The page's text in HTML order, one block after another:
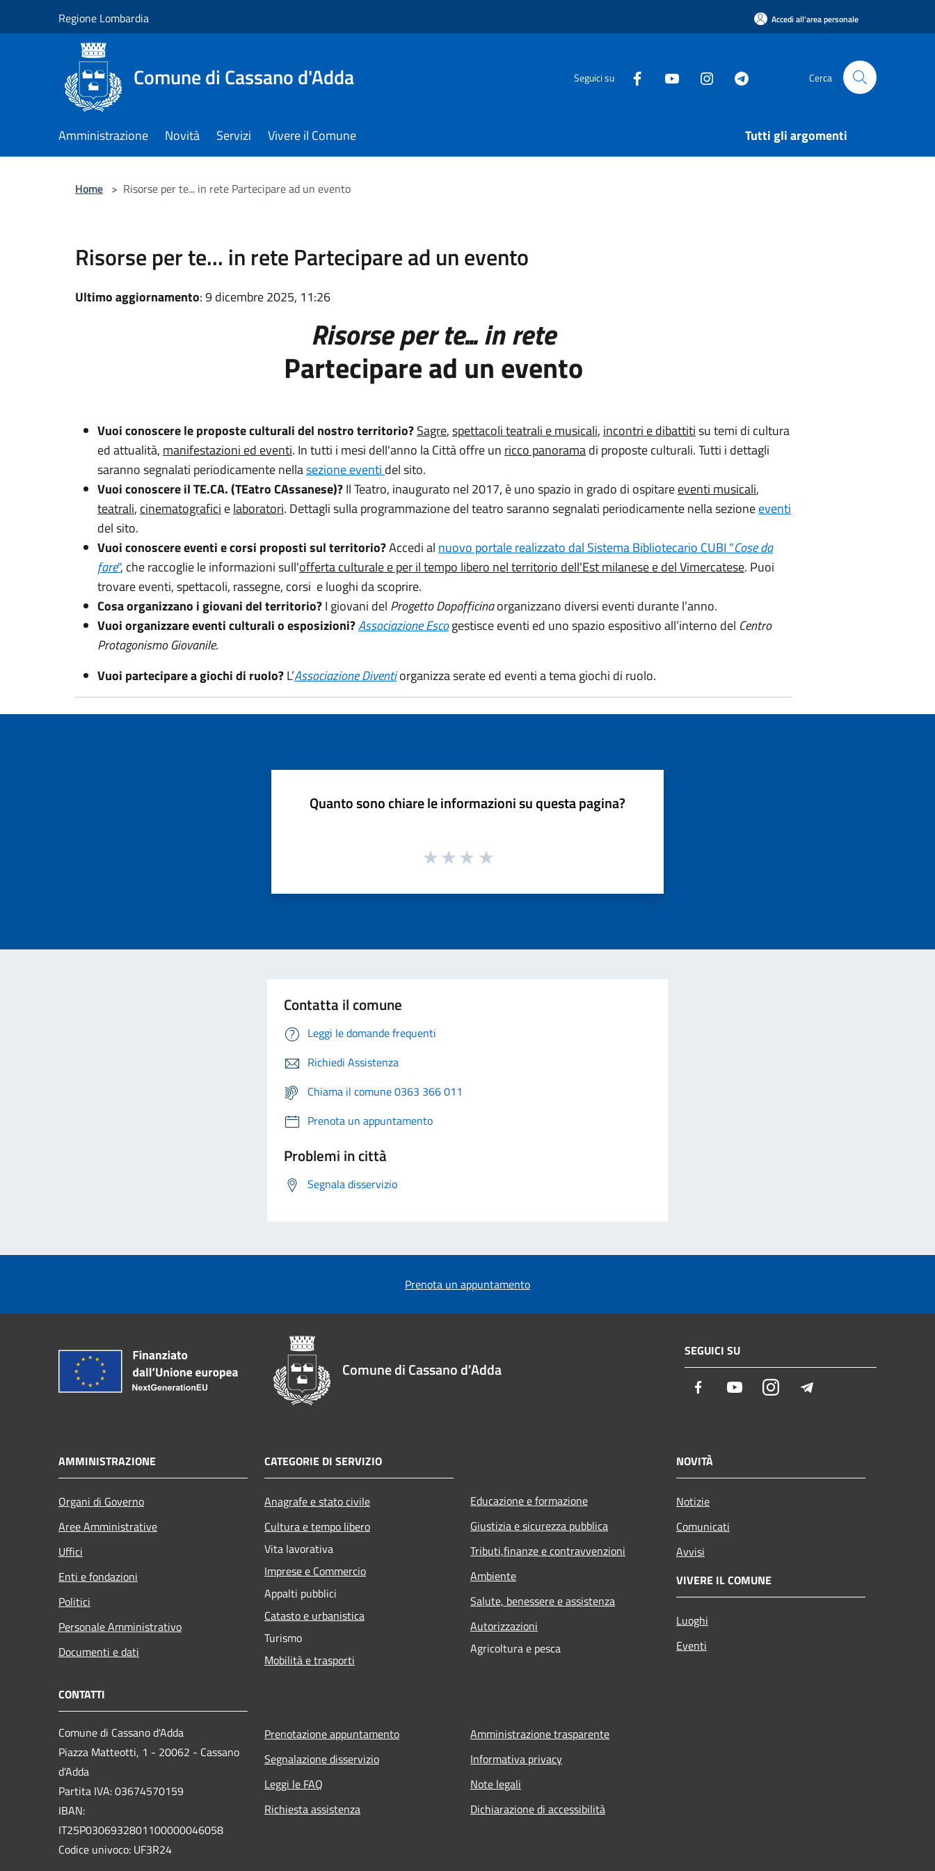
Regione Lombardia Accedi all'area personale
Comune di Cassano d'Adda Seguici su Cerca
Amministrazione Novità Servizi Vivere il Comune Tutti gli argomenti
Home > Risorse per te... in rete Partecipare ad un evento
Risorse per te... in rete Partecipare ad un evento
Ultimo aggiornamento: 9 dicembre 2025, 11:26
Risorse per te... in rete
Partecipare ad un evento
Vuoi conoscere le proposte culturali del nostro territorio?Sagre,spettacoli teatrali e musicali, incontri e dibattitisu temi di cultura
ed attualità, manifestazioni ed eventi. In tutti i mesi dell'anno la Città offre un ricco panoramadi proposte culturali. Tutti i dettagli
saranno segnalati periodicamente nellasezione eventi del sito.
Vuoi conoscere il TE.CA. (TEatro CAssanese)?Il Teatro, inaugurato nel 2017, è uno spazio in grado di ospitareeventi musicali,
teatrali, cinematografici elaboratori. Dettagli sulla programmazione del teatro saranno segnalati periodicamente nella sezioneeventi
del sito.
Vuoi conoscere eventi e corsi proposti sul territorio?Accedi al nuovo portale realizzato dal Sistema Bibliotecario CUBI "Cose da
fare", che raccoglie le informazioni sull'offerta culturale e per il tempo libero nel territorio dell'Est milanese e del Vimercatese. Puoi
trovare eventi, spettacoli, rassegne, corsi e luoghi da scoprire.
Cosa organizzano i giovani del territorio?I giovani del Progetto Dopofficinaorganizzano diversi eventi durante l’anno.
Vuoi organizzare eventi culturali o esposizioni?Associazione Escogestisce eventi ed uno spazio espositivo all’interno del Centro
Protagonismo Giovanile.
Vuoi partecipare a giochi di ruolo?L’Associazione Diventiorganizza serate ed eventi a tema giochi di ruolo.
Quanto sono chiare le informazioni su questa pagina?
Contatta il comune
Leggi le domande frequenti
Richiedi Assistenza
Chiama il comune 0363 366 011
Prenota un appuntamento
Problemi in città
Segnala disservizio
Prenota un appuntamento
Comune di Cassano d'Adda
SEGUICI SU
Facebook YoutubeInstagram
AMMINISTRAZIONE
Organi di Governo
Aree Amministrative
Uffici
Enti e fondazioni
Politici
Personale Amministrativo
Documenti e dati
CATEGORIE DI SERVIZIO
Anagrafe e stato civile
Cultura e tempo libero
Vita lavorativa
Imprese e Commercio
Appalti pubblici
Catasto e urbanistica
Turismo
Mobilità e trasporti
Educazione e formazione
Giustizia e sicurezza pubblica
Tributi,finanze e contravvenzioni
Ambiente
Salute, benessere e assistenza
Autorizzazioni
Agricoltura e pesca
NOVITÀ
Notizie
Comunicati
Avvisi
VIVERE IL COMUNE
Luoghi
Eventi
CONTATTI
Comune di Cassano d'Adda
Piazza Matteotti, 1 - 20062 - Cassano
d'Adda
Partita IVA: 03674570159
IBAN:
IT25P0306932801100000046058
Codice univoco: UF3R24
Prenotazione appuntamento
Segnalazione disservizio
Leggi le FAQ
Richiesta assistenza
Amministrazione trasparente
Informativa privacy
Note legali
Dichiarazione di accessibilità